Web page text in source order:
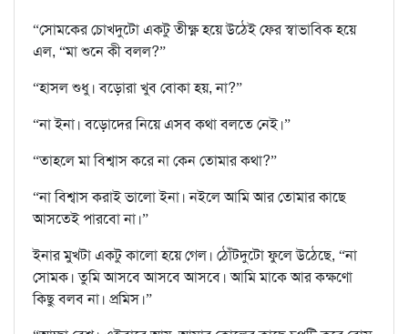
“সোমকের চোখদুটো একটু তীক্ষ্ণ হয়ে উঠেই ফের স্বাভাবিক হয়ে
এল, “মা শুনে কী বলল?”
“হাসল শুধু। বড়োরা খুব বোকা হয়, না?”
“না ইনা। বড়োদের নিয়ে এসব কথা বলতে নেই।”
“তাহলে মা বিশ্বাস করে না কেন তোমার কথা?”
“না বিশ্বাস করাই ভালো ইনা। নইলে আমি আর তোমার কাছে
আসতেই পারবো না।”
ইনার মুখটা একটু কালো হয়ে গেল। ঠোঁটদুটো ফুলে উঠেছে, “না
সোমক। তুমি আসবে আসবে আসবে। আমি মাকে আর কক্ষণো
কিছু বলব না। প্রমিস।”